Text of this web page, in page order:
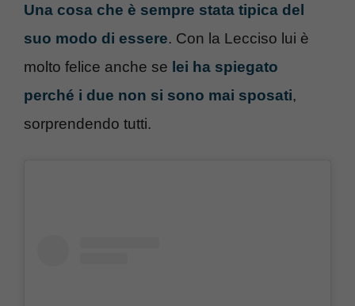
Una cosa che è sempre stata tipica del
suo modo di essere. Con la Lecciso lui è
molto felice anche se lei ha spiegato
perché i due non si sono mai sposati,
sorprendendo tutti.